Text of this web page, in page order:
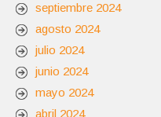
septiembre 2024
agosto 2024
julio 2024
junio 2024
mayo 2024
abril 2024